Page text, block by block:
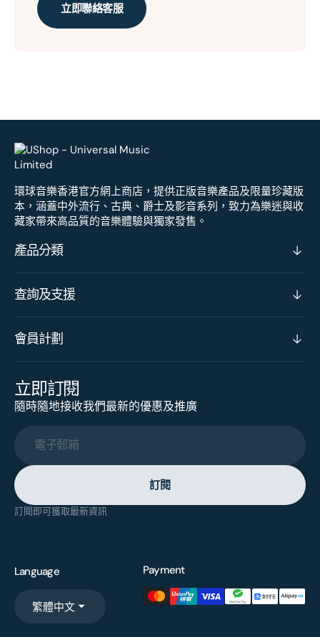
立即聯絡客服
環球音樂香港官方網上商店，提供正版音樂產品及限量珍藏版
本，涵蓋中外流行、古典、爵士及影音系列，致力為樂迷與收
藏家帶來高品質的音樂體驗與獨家發售。
產品分類
查詢及支援
會員計劃
立即訂閱
隨時隨地接收我們最新的優惠及推廣
電子郵箱
訂閱
訂閱即可獲取最新資訊
Language
繁體中文
Payment